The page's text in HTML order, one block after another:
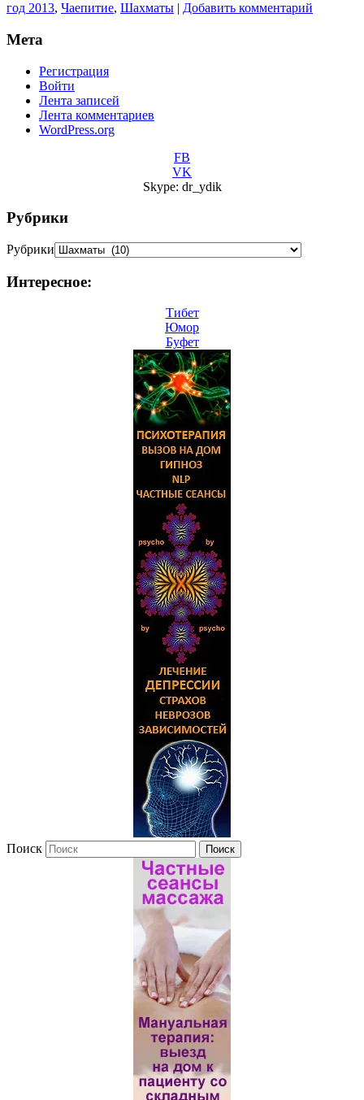
год 2013, Чаепитие, Шахматы | Добавить комментарий
Мета
Регистрация
Войти
Лента записей
Лента комментариев
WordPress.org
FB
VK
Skype: dr_ydik
Рубрики
Рубрики
Интересное:
Тибет
Юмор
Буфет
Поиск